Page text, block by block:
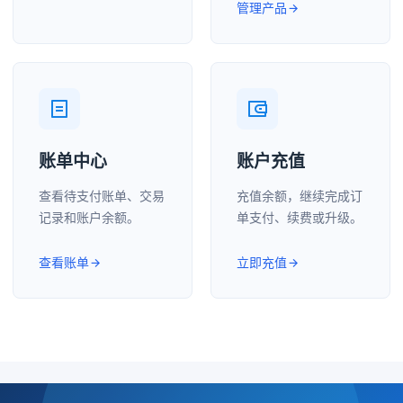
管理产品
账单中心
查看待支付账单、交易
记录和账户余额。
查看账单
账户充值
充值余额，继续完成订
单支付、续费或升级。
立即充值